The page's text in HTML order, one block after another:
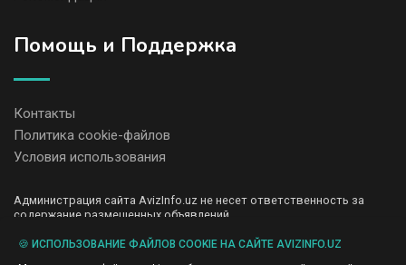
Помощь и Поддержка
Контакты
Политика cookie-файлов
Условия использования
Администрация сайта AvizInfo.uz не несет ответственность за
содержание размещенных объявлений.
передаем и не продаем личную информацию зарегистрированных
🍪 ИСПОЛЬЗОВАНИЕ ФАЙЛОВ COOKIE НА САЙТЕ AVIZINFO.UZ